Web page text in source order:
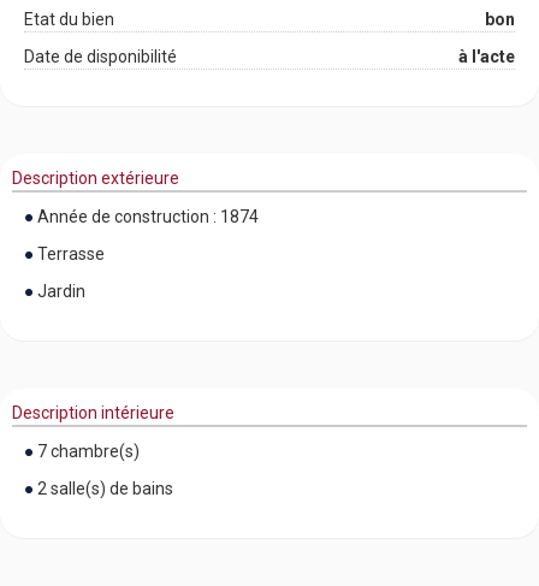
Etat du bien
bon
Date de disponibilité
à l'acte
Description extérieure
Année de construction : 1874
Terrasse
Jardin
Description intérieure
7 chambre(s)
2 salle(s) de bains